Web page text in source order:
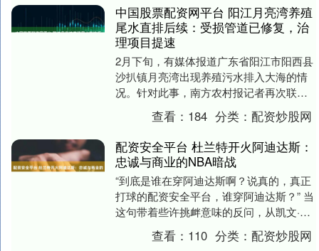
中国股票配资网平台 阳江月亮湾养殖
尾水直排后续：受损管道已修复，治
理项目提速
2月下旬，有媒体报道广东省阳江市阳西县
沙扒镇月亮湾出现养殖污水排入大海的情
况。针对此事，南方农村报记者再次联系
到沙扒镇人民政府，其表示事发当日养殖
主体已完成停排....
查看： 184 分类：配资炒股网
配资安全平台 杜兰特开火阿迪达斯：
忠诚与商业的NBA暗战
“到底是谁在穿阿迪达斯啊？说真的，真正
打球的配资安全平台，谁穿阿迪达斯？” 当
这句带着些许挑衅意味的反问，从凯文·杜
兰特嘴里说出来时，整个篮球圈又炸了
锅。近日，....
查看： 110 分类：配资炒股网